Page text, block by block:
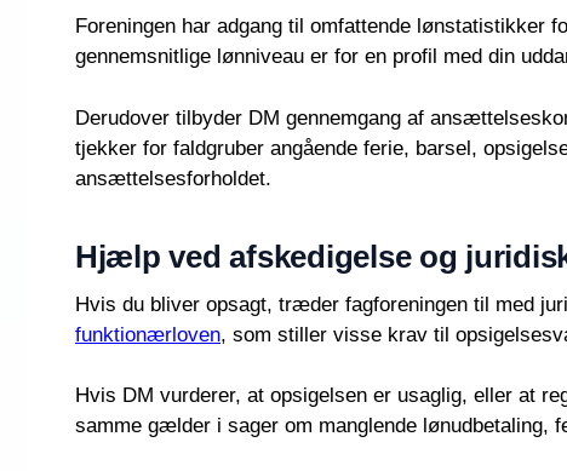
Foreningen har adgang til omfattende lønstatistikker
gennemsnitlige lønniveau er for en profil med din
Derudover tilbyder DM gennemgang af
tjekker for faldgruber angående ferie, barsel,
ansættelsesforholdet.
Hjælp ved afskedigelse og
Hvis du bliver opsagt, træder fagforeningen til med
funktionærloven, som stiller visse krav til
Hvis DM vurderer, at opsigelsen er usaglig, eller at
samme gælder i sager om manglende lønudbetaling,